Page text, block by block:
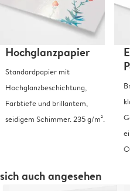
Hochglanzpapier
Standardpapier mit
Hochglanzbeschichtung,
Farbtiefe und brillantem,
seidigem Schimmer. 235 g/m².
auch angesehen